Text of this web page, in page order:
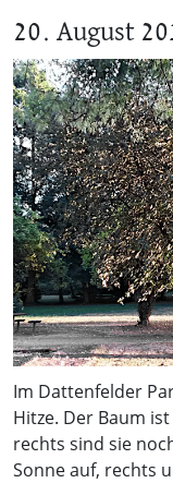
20. August
Im Dattenfelder
Hitze. Der Baum
rechts sind sie
Sonne auf, rechts